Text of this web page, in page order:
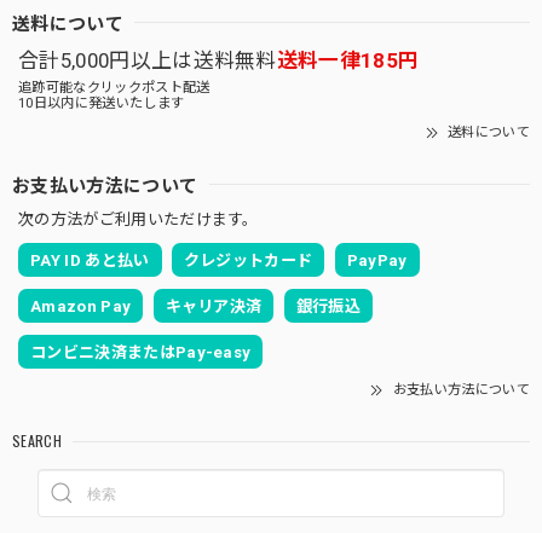
送料について
合計5,000円以上は送料無料送料一律185円
追跡可能なクリックポスト配送
10日以内に発送いたします
送料について
お支払い方法について
次の方法がご利用いただけます。
PAY ID あと払い クレジットカード PayPay
Amazon Pay キャリア決済 銀行振込
コンビニ決済またはPay-easy
お支払い方法について
SEARCH